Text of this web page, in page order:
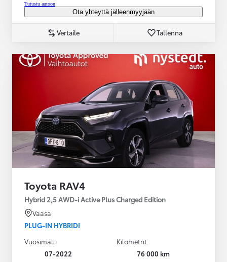
Tutustu autoon
Ota yhteyttä jälleenmyyjään
Vertaile Tallenna
Toyota RAV4
Hybrid 2,5 AWD-i Active Plus Charged Edition
Vaasa
PLUG-IN HYBRIDI
Vuosimalli
07-2022
Kilometrit
76 000 km